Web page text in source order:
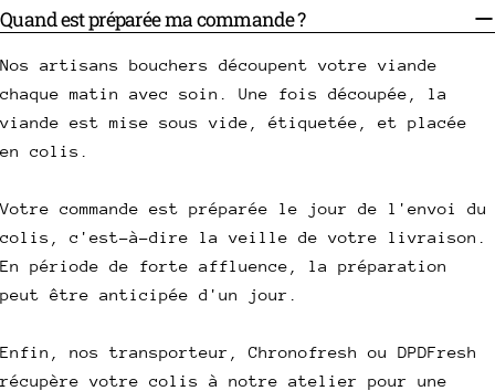
Quand est préparée ma commande ?
Nos artisans bouchers découpent votre viande
chaque matin avec soin. Une fois découpée, la
viande est mise sous vide, étiquetée, et placée
en colis.
Votre commande est préparée le jour de l'envoi du
colis, c'est-à-dire la veille de votre livraison.
En période de forte affluence, la préparation
peut être anticipée d'un jour.
Enfin, nos transporteur, Chronofresh ou DPDFresh
récupère votre colis à notre atelier pour une